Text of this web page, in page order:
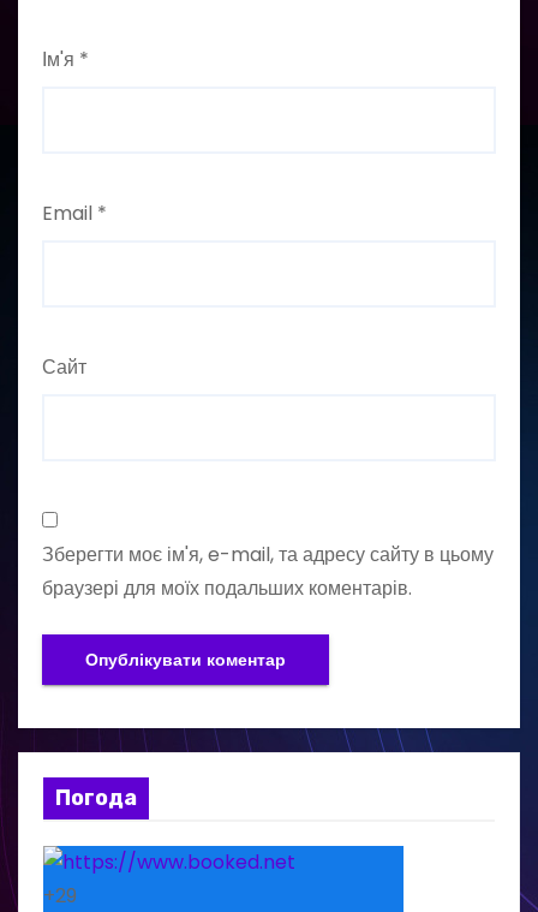
Ім'я *
Email *
Сайт
Зберегти моє ім'я, e-mail, та адресу сайту в цьому
браузері для моїх подальших коментарів.
Погода
+29